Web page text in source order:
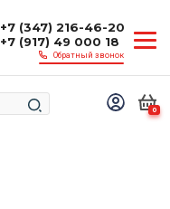
+7 (347) 216-46-20
+7 (917) 49 000 18
Обратный звонок
0